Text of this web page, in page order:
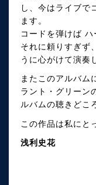
し、今はライブで
ます。
コードを弾けば
それに頼りすぎず
うに心がけて演奏
またこのアルバ
ラント・グリーン
ルバムの聴きどこ
この作品は私にと
浅利史花